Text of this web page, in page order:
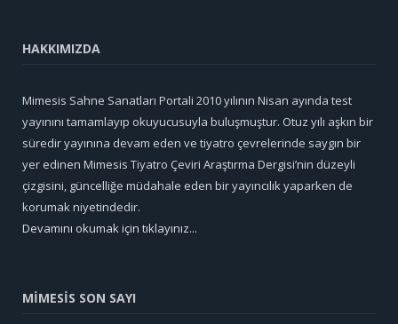
HAKKIMIZDA
Mimesis Sahne Sanatları Portali 2010 yılının Nisan ayında test
yayınını tamamlayıp okuyucusuyla buluşmuştur. Otuz yılı aşkın bir
süredir yayınına devam eden ve tiyatro çevrelerinde saygın bir
yer edinen Mimesis Tiyatro Çeviri Araştırma Dergisi’nin düzeyli
çizgisini, güncelliğe müdahale eden bir yayıncılık yaparken de
korumak niyetindedir.
Devamını okumak için tıklayınız...
MİMESİS SON SAYI